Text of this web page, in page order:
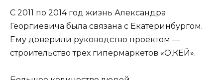
С 2011 по 2014 год жизнь Александра
Георгиевича была связана с Екатеринбургом.
Ему доверили руководство проектом —
строительство трех гипермаркетов «О,КЕЙ».